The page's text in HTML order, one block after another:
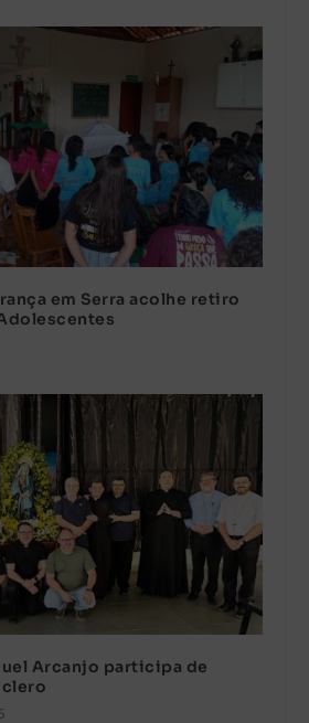
em Serra acolhe retiro
Arcanjo participa de